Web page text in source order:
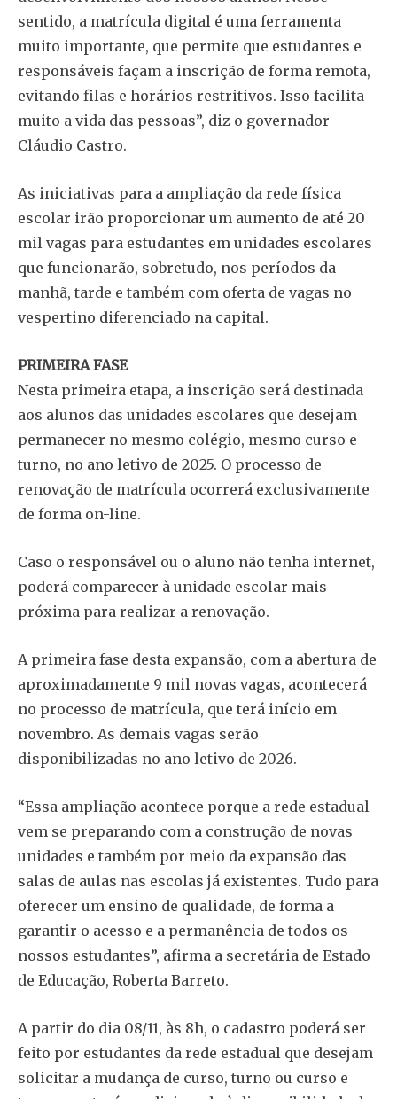
sentido, a matrícula digital é uma ferramenta
muito importante, que permite que estudantes e
responsáveis façam a inscrição de forma remota,
evitando filas e horários restritivos. Isso facilita
muito a vida das pessoas”, diz o governador
Cláudio Castro.
As iniciativas para a ampliação da rede física
escolar irão proporcionar um aumento de até 20
mil vagas para estudantes em unidades escolares
que funcionarão, sobretudo, nos períodos da
manhã, tarde e também com oferta de vagas no
vespertino diferenciado na capital.
PRIMEIRA FASE
Nesta primeira etapa, a inscrição será destinada
aos alunos das unidades escolares que desejam
permanecer no mesmo colégio, mesmo curso e
turno, no ano letivo de 2025. O processo de
renovação de matrícula ocorrerá exclusivamente
de forma on-line.
Caso o responsável ou o aluno não tenha internet,
poderá comparecer à unidade escolar mais
próxima para realizar a renovação.
A primeira fase desta expansão, com a abertura de
aproximadamente 9 mil novas vagas, acontecerá
no processo de matrícula, que terá início em
novembro. As demais vagas serão
disponibilizadas no ano letivo de 2026.
“Essa ampliação acontece porque a rede estadual
vem se preparando com a construção de novas
unidades e também por meio da expansão das
salas de aulas nas escolas já existentes. Tudo para
oferecer um ensino de qualidade, de forma a
garantir o acesso e a permanência de todos os
nossos estudantes”, afirma a secretária de Estado
de Educação, Roberta Barreto.
A partir do dia 08/11, às 8h, o cadastro poderá ser
feito por estudantes da rede estadual que desejam
solicitar a mudança de curso, turno ou curso e